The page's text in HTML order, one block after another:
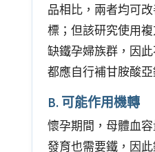
品相比，兩者均可
標；但該研究使用
缺鐵孕婦族群，因
都應自行補甘胺酸亞
B. 可能作用機轉
懷孕期間，母體血
發育也需要鐵，因